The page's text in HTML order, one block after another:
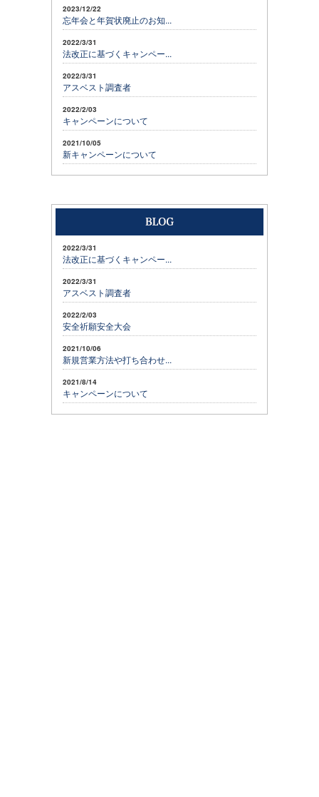
2023/12/22
忘年会と年賀状廃止のお知...
2022/3/31
法改正に基づくキャンペー...
2022/3/31
アスベスト調査者
2022/2/03
キャンペーンについて
2021/10/05
新キャンペーンについて
2022/3/31
法改正に基づくキャンペー...
2022/3/31
アスベスト調査者
2022/2/03
安全祈願安全大会
2021/10/06
新規営業方法や打ち合わせ...
2021/8/14
キャンペーンについて